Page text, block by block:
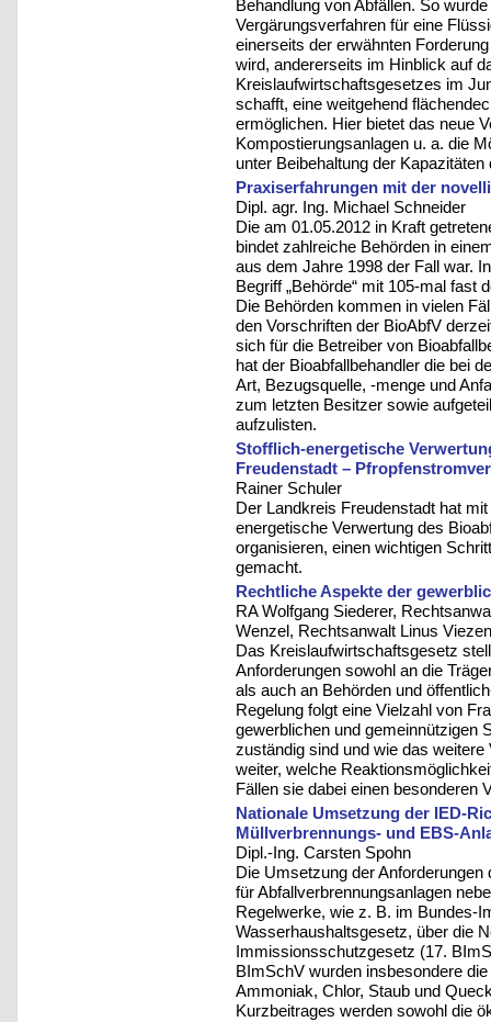
Behandlung von Abfällen. So
Vergärungsverfahren für eine
einerseits der erwähnten
wird, andererseits im Hinblick auf
Kreislaufwirtschaftsgesetzes im
schafft, eine weitgehend
ermöglichen. Hier bietet das neue
Kompostierungsanlagen u. a. die
unter Beibehaltung der
Praxiserfahrungen mit der
Dipl. agr. Ing. Michael Schneider
Die am 01.05.2012 in Kraft
bindet zahlreiche Behörden in
aus dem Jahre 1998 der Fall war.
Begriff „Behörde“ mit 105-mal fast
Die Behörden kommen in vielen
den Vorschriften der BioAbfV
sich für die Betreiber von
hat der Bioabfallbehandler die bei
Art, Bezugsquelle, -menge und
zum letzten Besitzer sowie
aufzulisten.
Stofflich-energetische
Freudenstadt –
Rainer Schuler
Der Landkreis Freudenstadt hat
energetische Verwertung des
organisieren, einen wichtigen
gemacht.
Rechtliche Aspekte der
RA Wolfgang Siederer,
Wenzel, Rechtsanwalt Linus
Das Kreislaufwirtschaftsgesetz
Anforderungen sowohl an die
als auch an Behörden und
Regelung folgt eine Vielzahl von
gewerblichen und gemeinnützigen
zuständig sind und wie das
weiter, welche
Fällen sie dabei einen besonderen
Nationale Umsetzung der IED-
Müllverbrennungs- und EBS-
Dipl.-Ing. Carsten Spohn
Die Umsetzung der
für Abfallverbrennungsanlagen
Regelwerke, wie z. B. im Bundes-
Wasserhaushaltsgesetz, über die
Immissionsschutzgesetz (17.
BImSchV wurden insbesondere
Ammoniak, Chlor, Staub und
Kurzbeitrages werden sowohl die